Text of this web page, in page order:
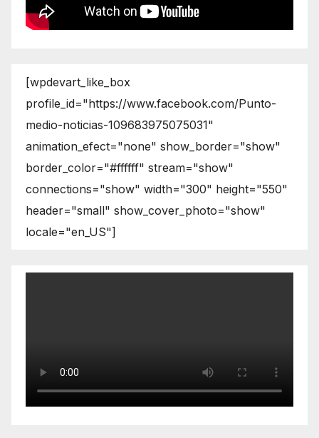
[wpdevart_like_box
profile_id="https://www.facebook.com/Punto-
medio-noticias-109683975075031"
animation_efect="none" show_border="show"
border_color="#ffffff" stream="show"
connections="show" width="300" height="550"
header="small" show_cover_photo="show"
locale="en_US"]